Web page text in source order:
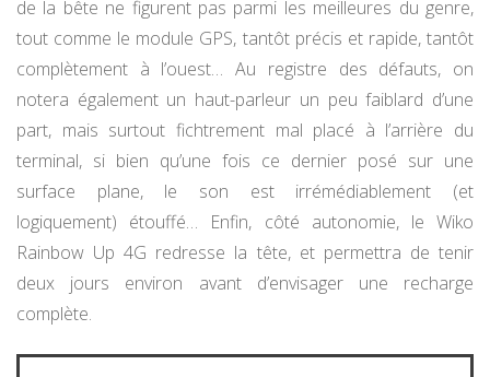
de la bête ne figurent pas parmi les meilleures du genre,
tout comme le module GPS, tantôt précis et rapide, tantôt
complètement à l’ouest… Au registre des défauts, on
notera également un haut-parleur un peu faiblard d’une
part, mais surtout fichtrement mal placé à l’arrière du
terminal, si bien qu’une fois ce dernier posé sur une
surface plane, le son est irrémédiablement (et
logiquement) étouffé… Enfin, côté autonomie, le Wiko
Rainbow Up 4G redresse la tête, et permettra de tenir
deux jours environ avant d’envisager une recharge
complète.